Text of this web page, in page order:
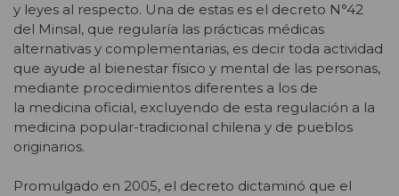
y leyes al respecto. Una de estas es el decreto N°42
del Minsal, que regularía las prácticas médicas
alternativas y complementarias, es decir toda actividad
que ayude al bienestar físico y mental de las personas,
mediante procedimientos diferentes a los de
la medicina oficial, excluyendo de esta regulación a la
medicina popular-tradicional chilena y de pueblos
originarios.
Promulgado en 2005, el decreto dictaminó que el